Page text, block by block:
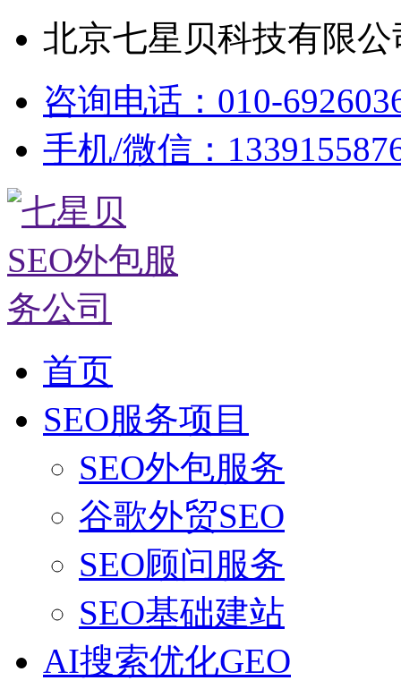
北京七星贝科技有限
咨询电话：010-
手机/微信：
首页
SEO服务项目
SEO外包服务
谷歌外贸SEO
SEO顾问服务
SEO基础建站
AI搜索优化GEO